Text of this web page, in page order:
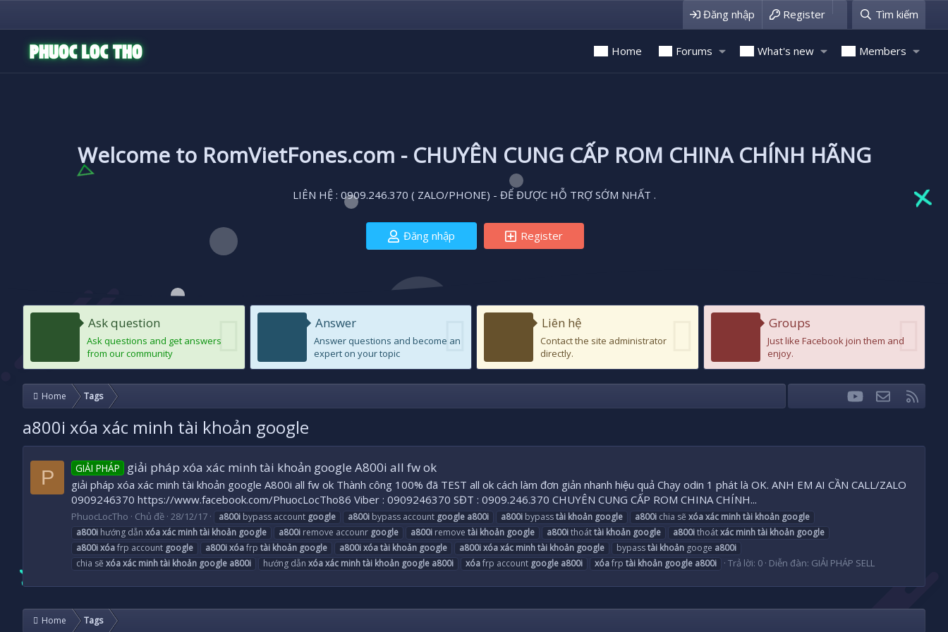
Đăng nhập Register Tìm kiếm
Home Forums What's new Members
Welcome to RomVietFones.com - CHUYÊN CUNG CẤP ROM CHINA CHÍNH HÃNG
LIÊN HỆ : 0909.246.370 ( ZALO/PHONE) - ĐỂ ĐƯỢC HỖ TRỢ SỚM NHẤT .
Đăng nhập Register
Ask question
Ask questions and get answers
from our community
Answer
Answer questions and become an
expert on your topic
Liên hệ
Contact the site administrator
directly.
Groups
Just like Facebook join them and
enjoy.
Home Tags FacebookTwitteryoutubeLiên hệ
a800i xóa xác minh tài khoản google
P GIẢI PHÁP giải pháp xóa xác minh tài khoản google A800i all fw ok
giải pháp xóa xác minh tài khoản google A800i all fw ok Thành công 100% đã TEST all ok cách làm đơn giản nhanh hiệu quả Chạy odin 1 phát là OK. ANH EM AI CẦN CALL/ZALO
0909246370 https://www.facebook.com/PhuocLocTho86 Viber : 0909246370 SĐT : 0909.246.370 CHUYÊN CUNG CẤP ROM CHINA CHÍNH...
PhuocLocTho Chủ đề 28/12/17 a800i bypass account google a800i bypass account google a800i a800i bypasstài khoản google a800i chia sẽ xóaxác minhtài khoản google
a800i hướng dẫn xóaxác minhtài khoản google a800i remove accounr google a800i remove tài khoản google a800ithoáttài khoản google a800ithoátxác minhtài khoản google
a800ixóafrp account google a800ixóafrp tài khoản google a800ixóatài khoản google a800ixóaxác minhtài khoản google bypasstài khoản googe a800i
chia sẽ xóaxác minhtài khoản google a800i hướng dẫn xóaxác minhtài khoản google a800i xóafrp account google a800i xóafrp tài khoản google a800i Trả lời: 0 Diễn đàn: GIẢI PHÁP SELL
Home Tags